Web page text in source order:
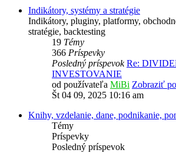
Indikátory, systémy a stratégie
Indikátory, pluginy, platformy,
stratégie, backtesting
19 Témy
366 Príspevky
Posledný príspevok Re:
INVESTOVANIE
od používateľa MiBi Zobraziť
Št 04 09, 2025 10:16 am
Knihy, vzdelanie, dane, podnikanie,
Témy
Príspevky
Posledný príspevok